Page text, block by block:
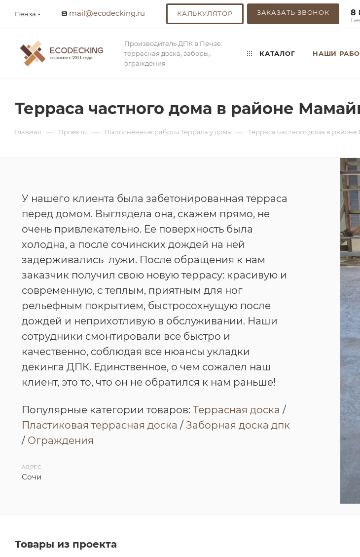
Пенза mail@ecodecking.ru КАЛЬКУЛЯТОР ЗАКАЗАТЬ ЗВОНОК 8
Производитель ДПК в Пензе:
террасная доска, заборы,
ограждения
КАТАЛОГ НАШИ
Терраса частного дома в районе
Главная — Проекты — Выполненные работы Терраса у дома — Терраса частного дома в
У нашего клиента была забетонированная терраса
перед домом. Выглядела она, скажем прямо, не
очень привлекательно. Ее поверхность была
холодна, а после сочинских дождей на ней
задерживались лужи. После обращения к нам
заказчик получил свою новую террасу: красивую и
современную, с теплым, приятным для ног
рельефным покрытием, быстросохнущую после
дождей и неприхотливую в обслуживании. Наши
сотрудники смонтировали все быстро и
качественно, соблюдая все нюансы укладки
декинга ДПК. Единственное, о чем сожалел наш
клиент, это то, что он не обратился к нам раньше!
Популярные категории товаров: Террасная доска /
Пластиковая террасная доска / Заборная доска дпк
/ Ограждения
АДРЕС
Сочи
Товары из проекта